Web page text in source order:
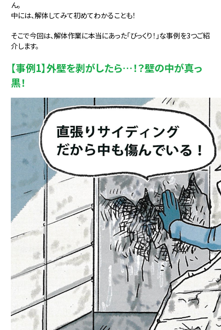
ん。
中には、解体してみて初めてわかることも！
そこで今回は、解体作業に本当にあった「びっくり！」な事例を3つご紹
介します。
【事例1】外壁を剥がしたら…！？壁の中が真っ
黒！